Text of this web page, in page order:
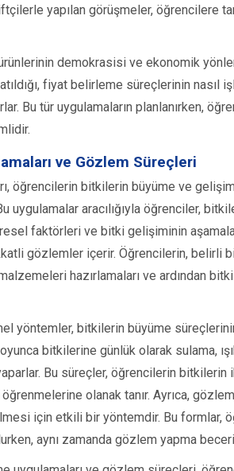
yapılan görüşmeler, öğrencilere
demokrasisi ve ekonomik
fiyat belirleme süreçlerinin nasıl
Bu tür uygulamaların planlanırken,
ve Gözlem Süreçleri
öğrencilerin bitkilerin büyüme ve gelişim
uygulamalar aracılığıyla öğrenciler,
faktörleri ve bitki gelişiminin
gözlemler içerir. Öğrencilerin, belirli
hazırlamaları ve ardından
yöntemler, bitkilerin büyüme
bitkilerine günlük olarak sulama,
Bu süreçler, öğrencilerin
olanak tanır. Ayrıca, gözlem
için etkili bir yöntemdir. Bu formlar,
aynı zamanda gözlem yapma